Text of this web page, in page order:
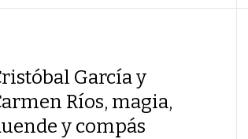
García y
Ríos, magia,
y compás